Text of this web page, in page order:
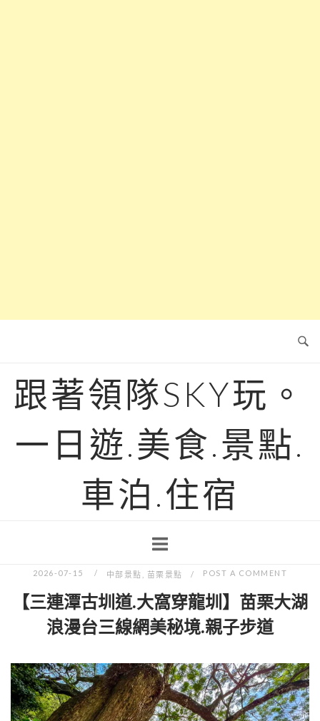
跟著領隊SKY玩。
一日遊.美食.景點.
車泊.住宿
2026-07-15 中部景點 苗栗景點 POST A COMMENT
【三連潭古圳道.大窩穿龍圳】苗栗大湖
浪漫台三線網美秘境.親子步道